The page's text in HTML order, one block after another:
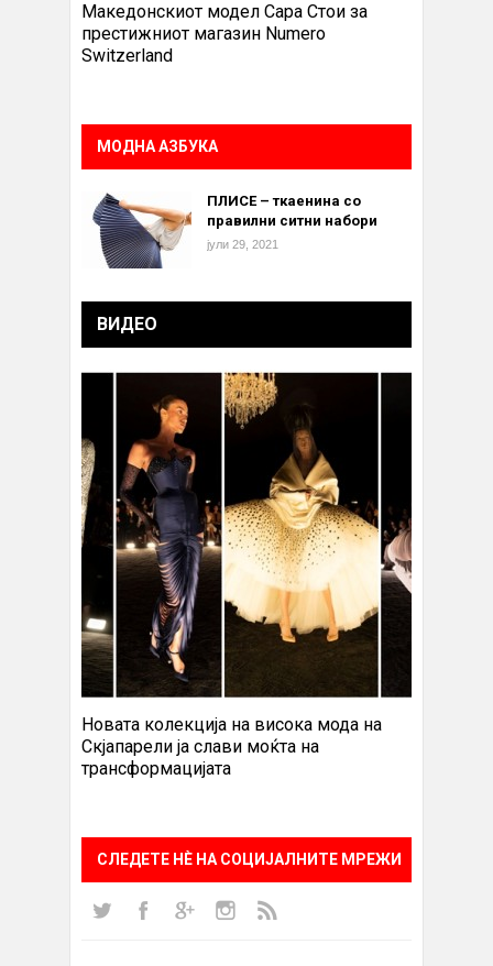
Македонскиот модел Сара Стои за
престижниот магазин Numero
Switzerland
МОДНА АЗБУКА
ПЛИСЕ – ткаенина со
правилни ситни набори
јули 29, 2021
ВИДЕО
Новата колекција на висока мода на
Скјапарели ја слави моќта на
трансформацијата
СЛЕДЕТЕ НÈ НА СОЦИЈАЛНИТЕ МРЕЖИ